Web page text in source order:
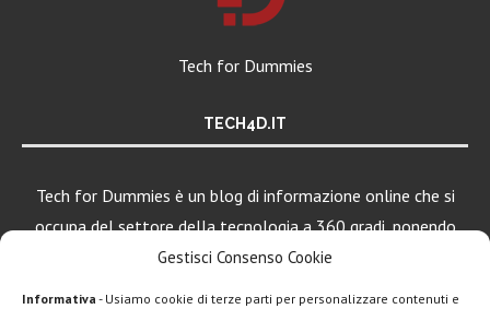
Gestisci Consenso Cookie
Informativa - Usiamo cookie di terze parti per personalizzare contenuti e
Tech for Dummies
TECH4D.IT
Tech for Dummies è un blog di informazione online che si
occupa del settore della tecnologia a 360 gradi, ponendo
una particolare attenzione al mondo Android, Apple e